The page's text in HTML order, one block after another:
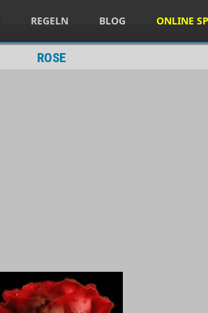
REGELN BLOG ONLINE
ROSE